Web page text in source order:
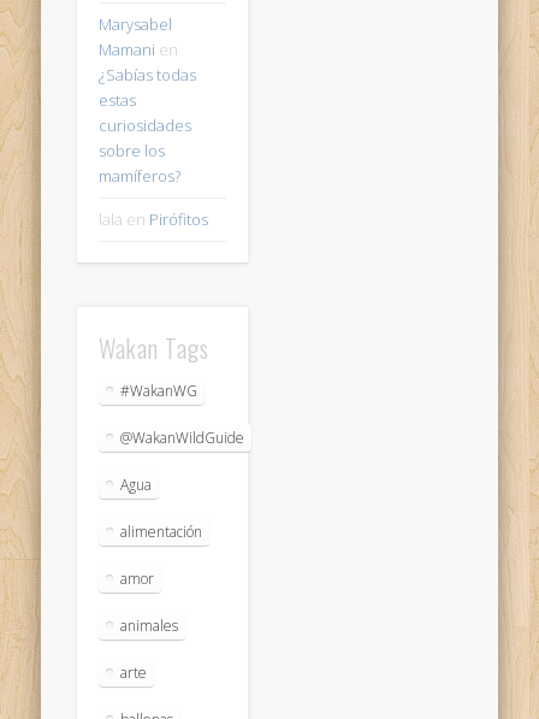
Marysabel
Mamani en
¿Sabías todas
estas
curiosidades
sobre los
mamíferos?
lala en Pirófitos
Wakan Tags
#WakanWG
@WakanWildGuide
Agua
alimentación
amor
animales
arte